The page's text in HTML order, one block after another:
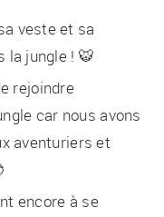
veste et sa
la jungle ! 🐯
rejoindre
car nous avons
aventuriers et
encore à se